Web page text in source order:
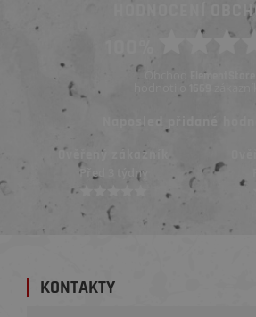
HODNOCENÍ
Obchod ElementStore
hodnotilo
Naposled přidané
Ověřený zákazník
Před 3 týdny
KONTAKTY